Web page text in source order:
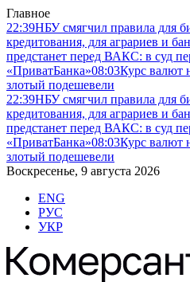
Главное
22:39НБУ смягчил правила для
кредитования, для аграриев и
предстанет перед ВАКС: в суд
«ПриватБанка»08:03Курс валют
злотый подешевели
22:39НБУ смягчил правила для
кредитования, для аграриев и
предстанет перед ВАКС: в суд
«ПриватБанка»08:03Курс валют
злотый подешевели
Воскресенье, 9 августа 2026
ENG
РУС
УКР